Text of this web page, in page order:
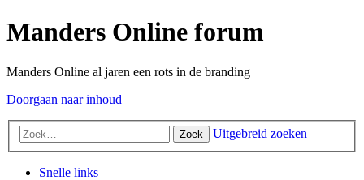
Manders Online forum
Manders Online al jaren een rots in de branding
Doorgaan naar inhoud
Zoek Uitgebreid zoeken
Snelle links